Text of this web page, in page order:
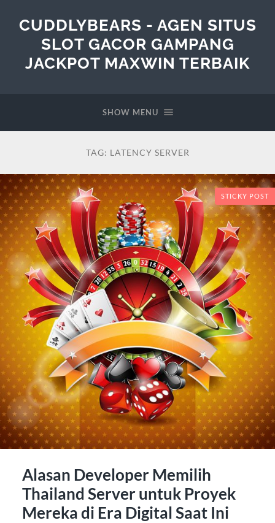
CUDDLYBEARS - AGEN SITUS
SLOT GACOR GAMPANG
JACKPOT MAXWIN TERBAIK
SHOW MENU
TAG: LATENCY SERVER
STICKY POST
Alasan Developer Memilih
Thailand Server untuk Proyek
Mereka di Era Digital Saat Ini